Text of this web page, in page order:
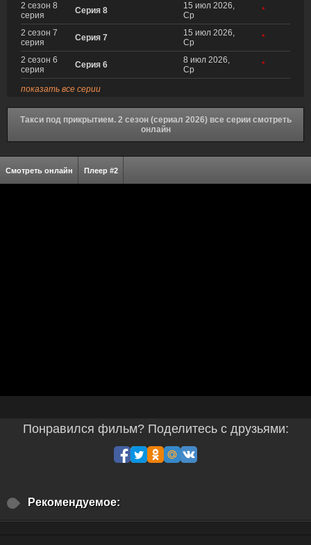
2 сезон 8
серия
Серия 8
15 июл 2026,
Ср
*
2 сезон 7
серия
Серия 7
15 июл 2026,
Ср
*
2 сезон 6
серия
Серия 6
8 июл 2026,
Ср
*
показать все серии
Такси под прикрытием. 2 сезон (сериал 2026) все серии смотреть
онлайн
Смотреть онлайн Плеер #2
Понравился фильм? Поделитесь с друзьями:
Рекомендуемое: